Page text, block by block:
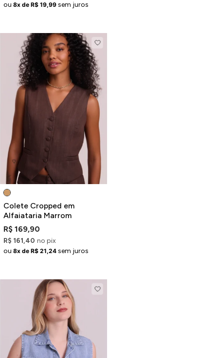
ou 8x de R$ 19,99 sem juros
Colete Cropped em
Alfaiataria Marrom
R$ 169,90
R$ 161,40 no pix
ou 8x de R$ 21,24 sem juros